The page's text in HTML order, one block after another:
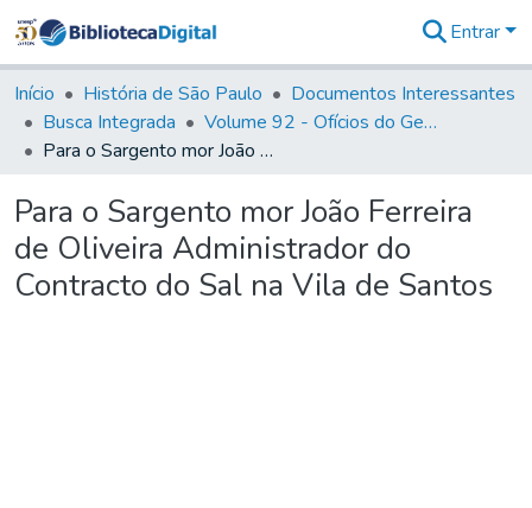
&
Coleções
Tudo na
Biblioteca
Estatísticas
Entrar
Início História de São Paulo
Documentos Interessantes
Busca Integrada
Volume 92 - Ofícios do General D. Luiz aos diversos funcionários da Capitania (1768- 1772)
Para o Sargento mor João Ferreira de Oliveira Administrador do Contracto do Sal na Vila de Santos
Para o Sargento mor João Ferreira
de Oliveira Administrador do
Contracto do Sal na Vila de Santos